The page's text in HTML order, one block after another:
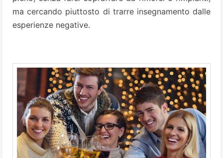
ma cercando piuttosto di trarre insegnamento dalle
esperienze negative.